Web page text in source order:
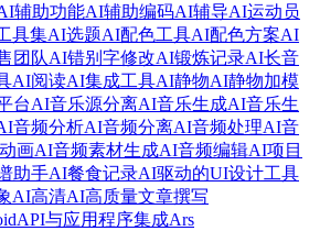
辅助功能AI辅助编码AI辅导AI运动员
具集AI选题AI配色工具AI配色方案AI
团队AI错别字修改AI锻炼记录AI长音
AI阅读AI集成工具AI静物AI静物加模
台AI音乐源分离AI音乐生成AI音乐生
音频分析AI音频分离AI音频处理AI音
画AI音频素材生成AI音频编辑AI项目
助手AI餐食记录AI驱动的UI设计工具
AI高清AI高质量文章撰写
API与应用程序集成Ars